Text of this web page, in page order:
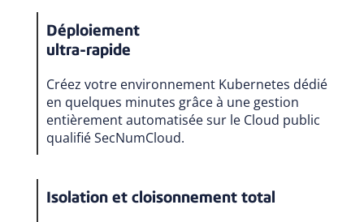
Déploiement
ultra-rapide
Créez votre environnement Kubernetes dédié
en quelques minutes grâce à une gestion
entièrement automatisée sur le Cloud public
qualifié SecNumCloud.
Isolation et cloisonnement total